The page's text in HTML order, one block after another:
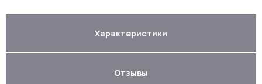
Характеристики
Отзывы